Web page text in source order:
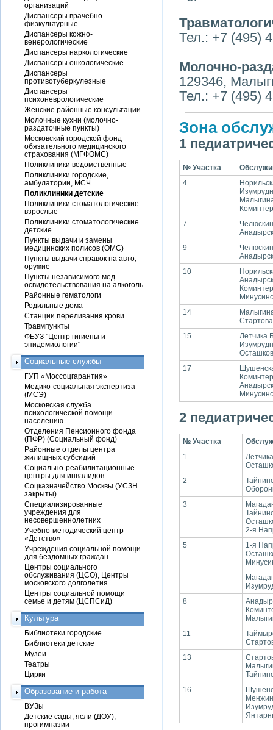
Тел.: +7 (495)
Молочно-
129346,
Тел.: +7 (495)
Зона
1
№ Участка
4
7
9
10
14
15
Летчика
17
2
№ Участка
1
2
3
2-я
5
1-я
8
11
13
16
организаций
Диспансеры врачебно-
физкультурные
Диспансеры кожно-
венерологические
Диспансеры наркологические
Диспансеры онкологические
Диспансеры
противотуберкулезные
Диспансеры
психоневрологические
Женские районные консультации
Молочные кухни (молочно-
раздаточные пункты)
Московский городской фонд
обязательного медицинского
страхования (МГФОМС)
Поликлиники ведомственные
Поликлиники городские,
амбулатории, МСЧ
Поликлиники детские
Поликлиники стоматологические
взрослые
Поликлиники стоматологические
детские
Пункты выдачи и замены
медицинских полисов (ОМС)
Пункты выдачи справок на авто,
оружие
Пункты независимого мед.
освидетельствования на алкоголь
Районные гематологи
Родильные дома
Станции переливания крови
Травмпункты
ФБУЗ "Центр гигиены и
эпидемиологии"
Социальные службы
ГУП «Моссоцгарантия»
Медико-социальная экспертиза
(МСЭ)
Московская служба
психологической помощи
населению
Отделения Пенсионного фонда
(ПФР) (Социальный фонд)
Районные отделы центра
жилищных субсидий
Социально-реабилитационные
центры для инвалидов
Соцказначейство Москвы (УСЗН
закрыты)
Специализированные
учреждения для
несовершеннолетних
Учебно-методический центр
«Детство»
Учреждения социальной помощи
для бездомных граждан
Центры социального
обслуживания (ЦСО), Центры
московского долголетия
Центры социальной помощи
семье и детям (ЦСПСиД)
Культура
Библиотеки городские
Библиотеки детские
Музеи
Театры
Цирки
Образование и работа
ВУЗы
Детские сады, ясли (ДОУ),
прогимназии